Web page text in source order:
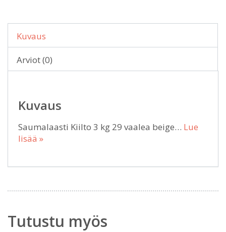
Kuvaus
Arviot (0)
Kuvaus
Saumalaasti Kiilto 3 kg 29 vaalea beige… Lue
lisää »
Tutustu myös